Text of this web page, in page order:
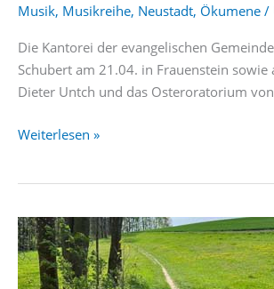
Musik, Musikreihe, Neustadt, Ökumene /
Die Kantorei der evangelischen
Schubert am 21.04. in Frauenstein
Dieter Untch und das Osteroratorium
Bach’s
Sartorius
Weiterlesen »